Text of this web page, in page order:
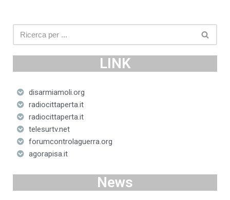
LINK
disarmiamoli.org
radiocittaperta.it
radiocittaperta.it
telesurtv.net
forumcontrolaguerra.org
agorapisa.it
News